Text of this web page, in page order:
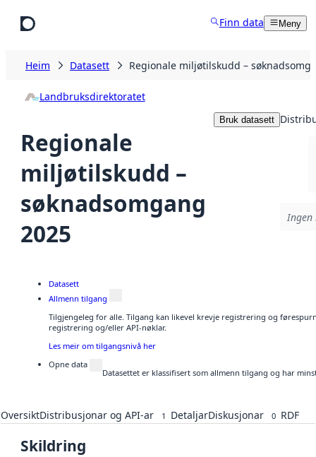
Finn data Meny
Heim Datasett Regionale miljøtilskudd –
Landbruksdirektoratet
Regionale
miljøtilskudd –
søknadsomgang
2025
Bruk datasett
Datasett
Allmenn tilgang
Tilgjengeleg for alle. Tilgang kan likevel krevje registrering og
registrering og/eller API-nøklar.
Les meir om tilgangsnivå her
Opne data
Datasettet er klassifisert som allmenn tilgang og har
OversiktDistribusjonar og API-ar 1 DetaljarDiskusjonar 0 RDF
Skildring